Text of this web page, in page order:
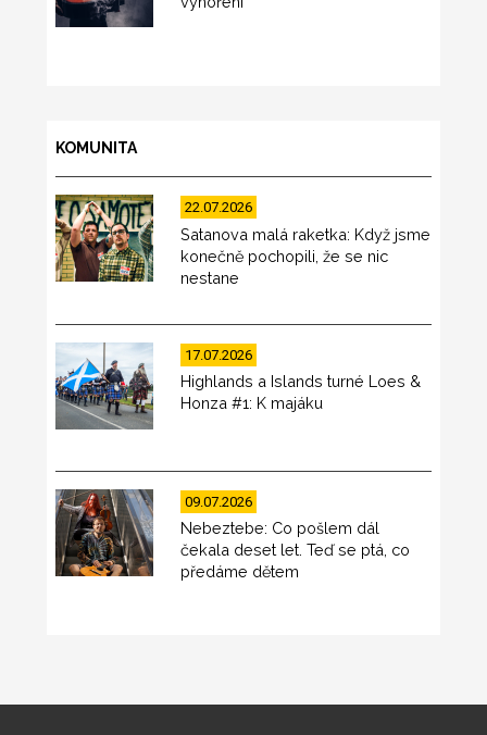
KOMUNITA
22.07.2026
Satanova malá raketka: Když jsme
konečně pochopili, že se nic
nestane
17.07.2026
Highlands a Islands turné Loes &
Honza #1: K majáku
09.07.2026
Nebeztebe: Co pošlem dál
čekala deset let. Teď se ptá, co
předáme dětem